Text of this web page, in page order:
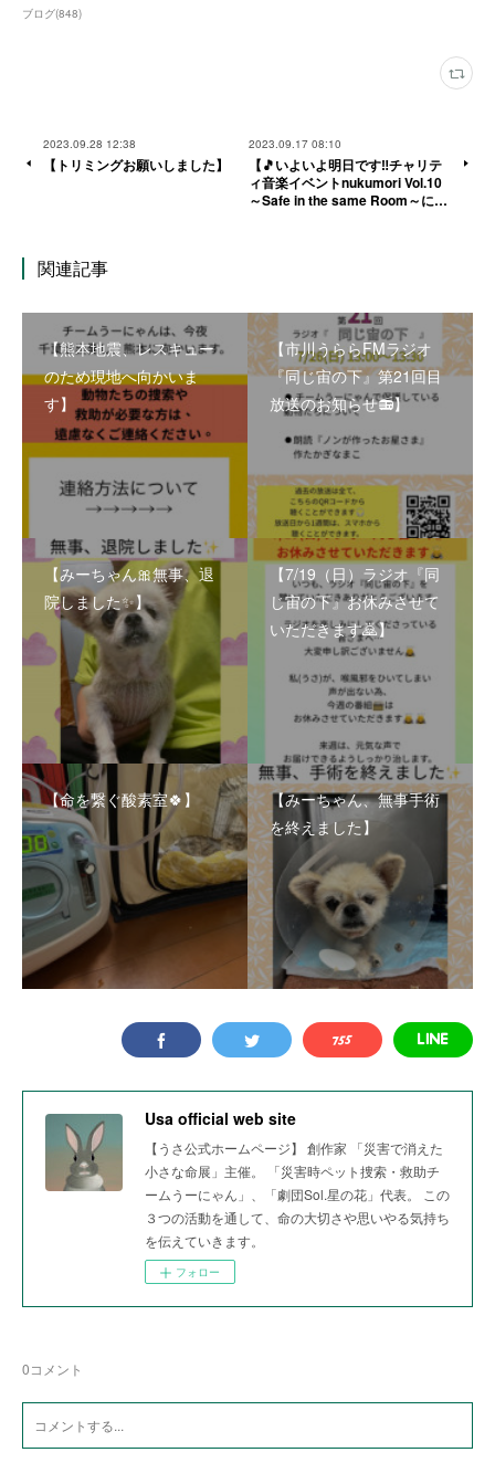
ブログ(848)
2023.09.28 12:38
【トリミングお願いしました】
2023.09.17 08:10
【🎵いよいよ明日です‼️チャリテ
ィ音楽イベントnukumori Vol.10
～Safe in the same Room～に…
関連記事
【熊本地震、レスキュー
のため現地へ向かいま
す】
【市川うららFMラジオ
『同じ宙の下』第21回目
放送のお知らせ📻】
【みーちゃん🎀無事、退
院しました✨】
【7/19（日）ラジオ『同
じ宙の下』お休みさせて
いただきます🙇】
【命を繋ぐ酸素室🍀】
【みーちゃん、無事手術
を終えました】
Usa official web site
【うさ公式ホームページ】 創作家 「災害で消えた
小さな命展」主催。 「災害時ペット捜索・救助チ
ームうーにゃん」、「劇団Sol.星の花」代表。 この
３つの活動を通して、命の大切さや思いやる気持ち
を伝えていきます。
フォロー
0コメント